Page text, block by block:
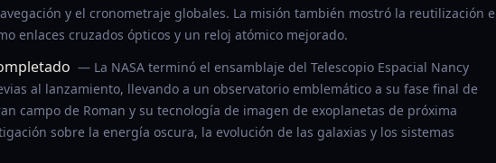
y el cronometraje globales. La misión también mostró la reutilización e
enlaces cruzados ópticos y un reloj atómico mejorado.
— La NASA terminó el ensamblaje del Telescopio Espacial Nancy
al lanzamiento, llevando a un observatorio emblemático a su fase final de
campo de Roman y su tecnología de imagen de exoplanetas de próxima
sobre la energía oscura, la evolución de las galaxias y los sistemas